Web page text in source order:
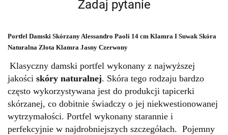
Zadaj pytanie
Portfel Damski Skórzany Alessandro Paoli 14 cm Klamra I Suwak Skóra
Naturalna Złota Klamra Jasny Czerwony
Klasyczny damski portfel wykonany z najwyższej
jakości skóry naturalnej. Skóra tego rodzaju bardzo
często wykorzystywana jest do produkcji tapicerki
skórzanej, co dobitnie świadczy o jej niekwestionowanej
wytrzymałości. Portfel wykonany starannie i
perfekcyjnie w najdrobniejszych szczegółach. Pojemny